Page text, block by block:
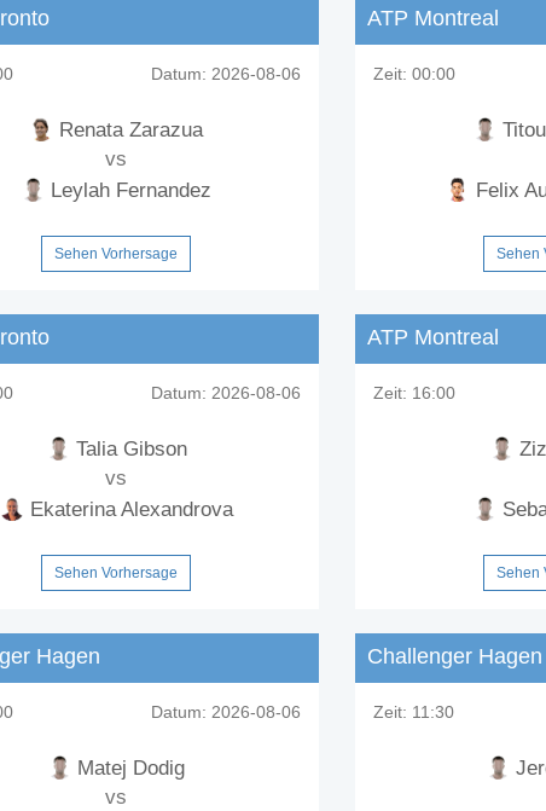
Datum: 2026-08-06
Renata Zarazua
vs
Leylah Fernandez
Sehen Vorhersage
ATP Montreal
Zeit: 00:00
Felix
Sehen
Datum: 2026-08-06
Talia Gibson
vs
Ekaterina Alexandrova
Sehen Vorhersage
ATP Montreal
Zeit: 16:00
Sehen
Hagen
Datum: 2026-08-06
Matej Dodig
vs
Challenger Hagen
Zeit: 11:30